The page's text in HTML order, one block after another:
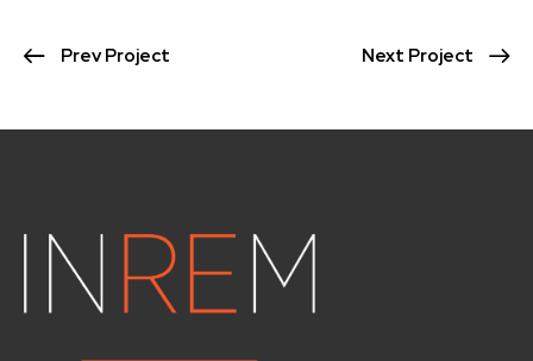
Prev Project Next Project